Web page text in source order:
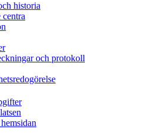
historia
centra
och protokoll